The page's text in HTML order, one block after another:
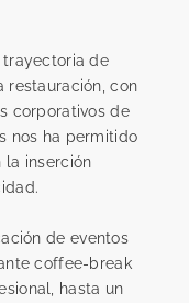
trayectoria de
restauración, con
corporativos de
nos ha permitido
la inserción
de eventos
coffee-break
hasta un